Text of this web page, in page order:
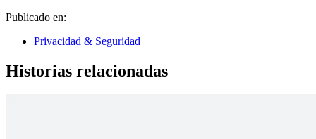
Publicado en:
Privacidad & Seguridad
Historias relacionadas